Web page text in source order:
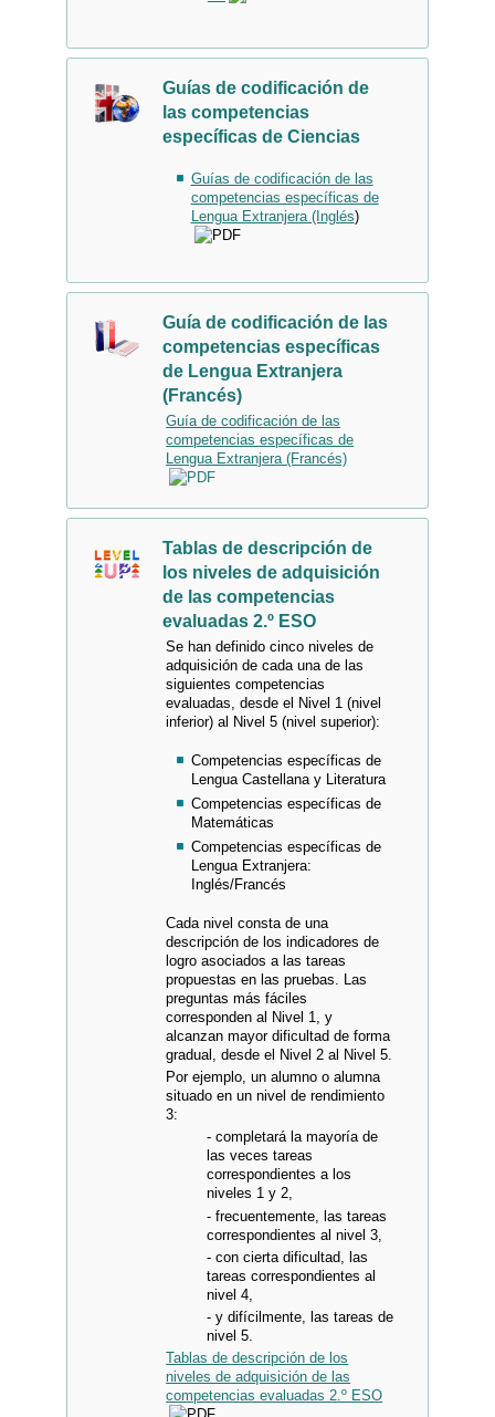
Guías de codificación de
las competencias
específicas de Ciencias
Guías de codificación de las
competencias específicas de
Lengua Extranjera (Inglés)
Guía de codificación de las
competencias específicas
de Lengua Extranjera
(Francés)
Guía de codificación de las
competencias específicas de
Lengua Extranjera (Francés)
Tablas de descripción de
los niveles de adquisición
de las competencias
evaluadas 2.º ESO
Se han definido cinco niveles de
adquisición de cada una de las
siguientes competencias
evaluadas, desde el Nivel 1 (nivel
inferior) al Nivel 5 (nivel superior):
Competencias específicas de
Lengua Castellana y Literatura
Competencias específicas de
Matemáticas
Competencias específicas de
Lengua Extranjera:
Inglés/Francés
Cada nivel consta de una
descripción de los indicadores de
logro asociados a las tareas
propuestas en las pruebas. Las
preguntas más fáciles
corresponden al Nivel 1, y
alcanzan mayor dificultad de forma
gradual, desde el Nivel 2 al Nivel 5.
Por ejemplo, un alumno o alumna
situado en un nivel de rendimiento
3:
- completará la mayoría de
las veces tareas
correspondientes a los
niveles 1 y 2,
- frecuentemente, las tareas
correspondientes al nivel 3,
- con cierta dificultad, las
tareas correspondientes al
nivel 4,
- y difícilmente, las tareas de
nivel 5.
Tablas de descripción de los
niveles de adquisición de las
competencias evaluadas 2.º ESO